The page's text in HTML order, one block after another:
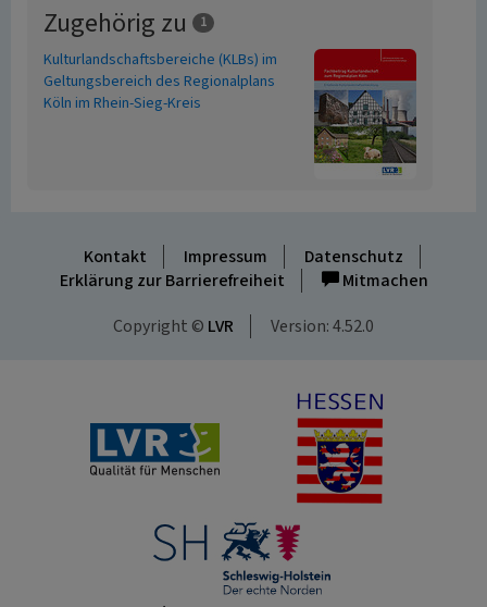
Zugehörig zu 1
Kulturlandschaftsbereiche (KLBs) im
Geltungsbereich des Regionalplans
Köln im Rhein-Sieg-Kreis
Kontakt Impressum
Datenschutz
Erklärung zur Barrierefreiheit
Mitmachen
Copyright © LVR Version: 4.52.0